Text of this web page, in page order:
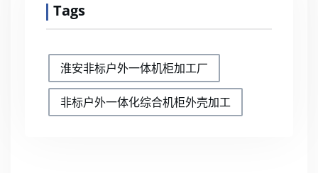
Tags
淮安非标户外一体机柜加工厂
非标户外一体化综合机柜外壳加工